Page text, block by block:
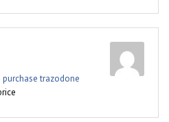
purchase trazodone